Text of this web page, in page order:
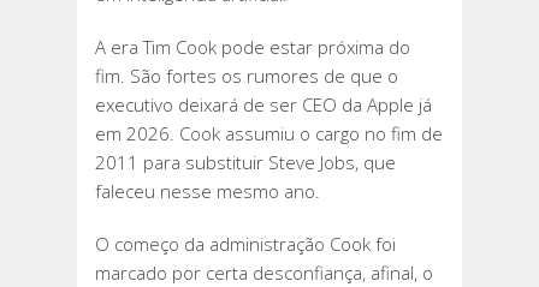
A era Tim Cook pode estar próxima do
fim. São fortes os rumores de que o
executivo deixará de ser CEO da Apple já
em 2026. Cook assumiu o cargo no fim de
2011 para substituir Steve Jobs, que
faleceu nesse mesmo ano.
O começo da administração Cook foi
marcado por certa desconfiança, afinal, o